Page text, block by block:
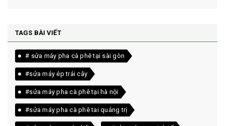
TAGS BÀI VIẾT
# sửa máy pha cà phê tại sài gòn
#sửa máy ép trái cây
#sửa máy pha cà phê tại hà nội
#sửa máy pha cà phê tai quảng trị